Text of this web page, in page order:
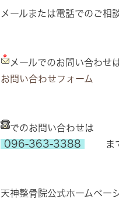
メールまたは電話でのご相
メールでのお問い合わせ
お問い合わせフォーム
でのお問い合わせは
096-363-3388 ま
天神整骨院公式ホーム